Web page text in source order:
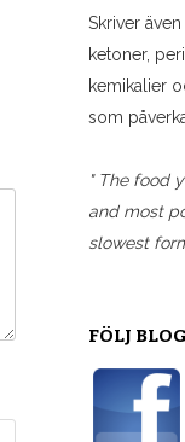
Skriver
ketoner,
kemikalier
som
" The food
and most
slowest
FÖLJ